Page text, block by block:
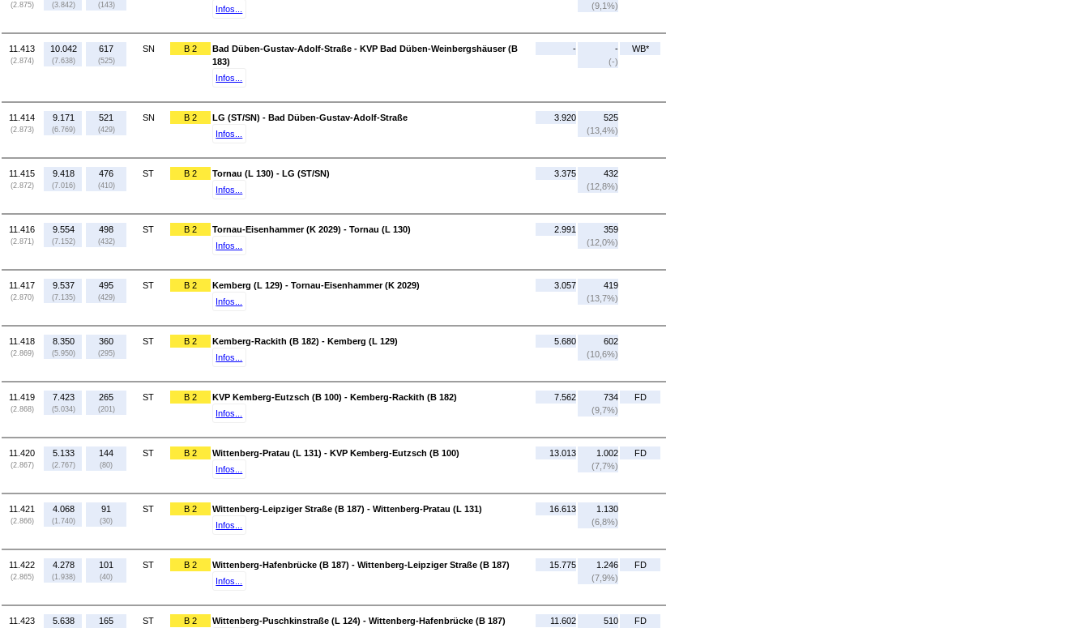
(2.875) (3.842) (143)
Infos...
(9,1%)
11.413
(2.874)
10.042
(7.638)
617
(525)
SN B 2
Bad Düben-Gustav-Adolf-Straße - KVP Bad Düben-Weinbergshäuser (B
183)
Infos...
-
-
(-)
WB*
11.414
(2.873)
9.171
(6.769)
521
(429)
SN B 2
LG (ST/SN) - Bad Düben-Gustav-Adolf-Straße
Infos...
3.920
525
(13,4%)
11.415
(2.872)
9.418
(7.016)
476
(410)
ST B 2
Tornau (L 130) - LG (ST/SN)
Infos...
3.375
432
(12,8%)
11.416
(2.871)
9.554
(7.152)
498
(432)
ST B 2
Tornau-Eisenhammer (K 2029) - Tornau (L 130)
Infos...
2.991
359
(12,0%)
11.417
(2.870)
9.537
(7.135)
495
(429)
ST B 2
Kemberg (L 129) - Tornau-Eisenhammer (K 2029)
Infos...
3.057
419
(13,7%)
11.418
(2.869)
8.350
(5.950)
360
(295)
ST B 2
Kemberg-Rackith (B 182) - Kemberg (L 129)
Infos...
5.680
602
(10,6%)
11.419
(2.868)
7.423
(5.034)
265
(201)
ST B 2
KVP Kemberg-Eutzsch (B 100) - Kemberg-Rackith (B 182)
Infos...
7.562
734
(9,7%)
FD
11.420
(2.867)
5.133
(2.767)
144
(80)
ST B 2
Wittenberg-Pratau (L 131) - KVP Kemberg-Eutzsch (B 100)
Infos...
13.013
1.002
(7,7%)
FD
11.421
(2.866)
4.068
(1.740)
91
(30)
ST B 2
Wittenberg-Leipziger Straße (B 187) - Wittenberg-Pratau (L 131)
Infos...
16.613
1.130
(6,8%)
11.422
(2.865)
4.278
(1.938)
101
(40)
ST B 2
Wittenberg-Hafenbrücke (B 187) - Wittenberg-Leipziger Straße (B 187)
Infos...
15.775
1.246
(7,9%)
FD
11.423 5.638 165 ST B 2
Wittenberg-Puschkinstraße (L 124) - Wittenberg-Hafenbrücke (B 187)
11.602
510
FD